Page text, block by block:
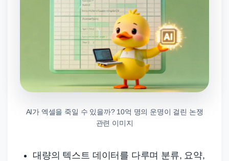
AI가 엑셀을 죽일 수 있을까? 10억 명의 운명이 걸린 논쟁
관련 이미지
대량의 텍스트 데이터를 다루며 분류, 요약,